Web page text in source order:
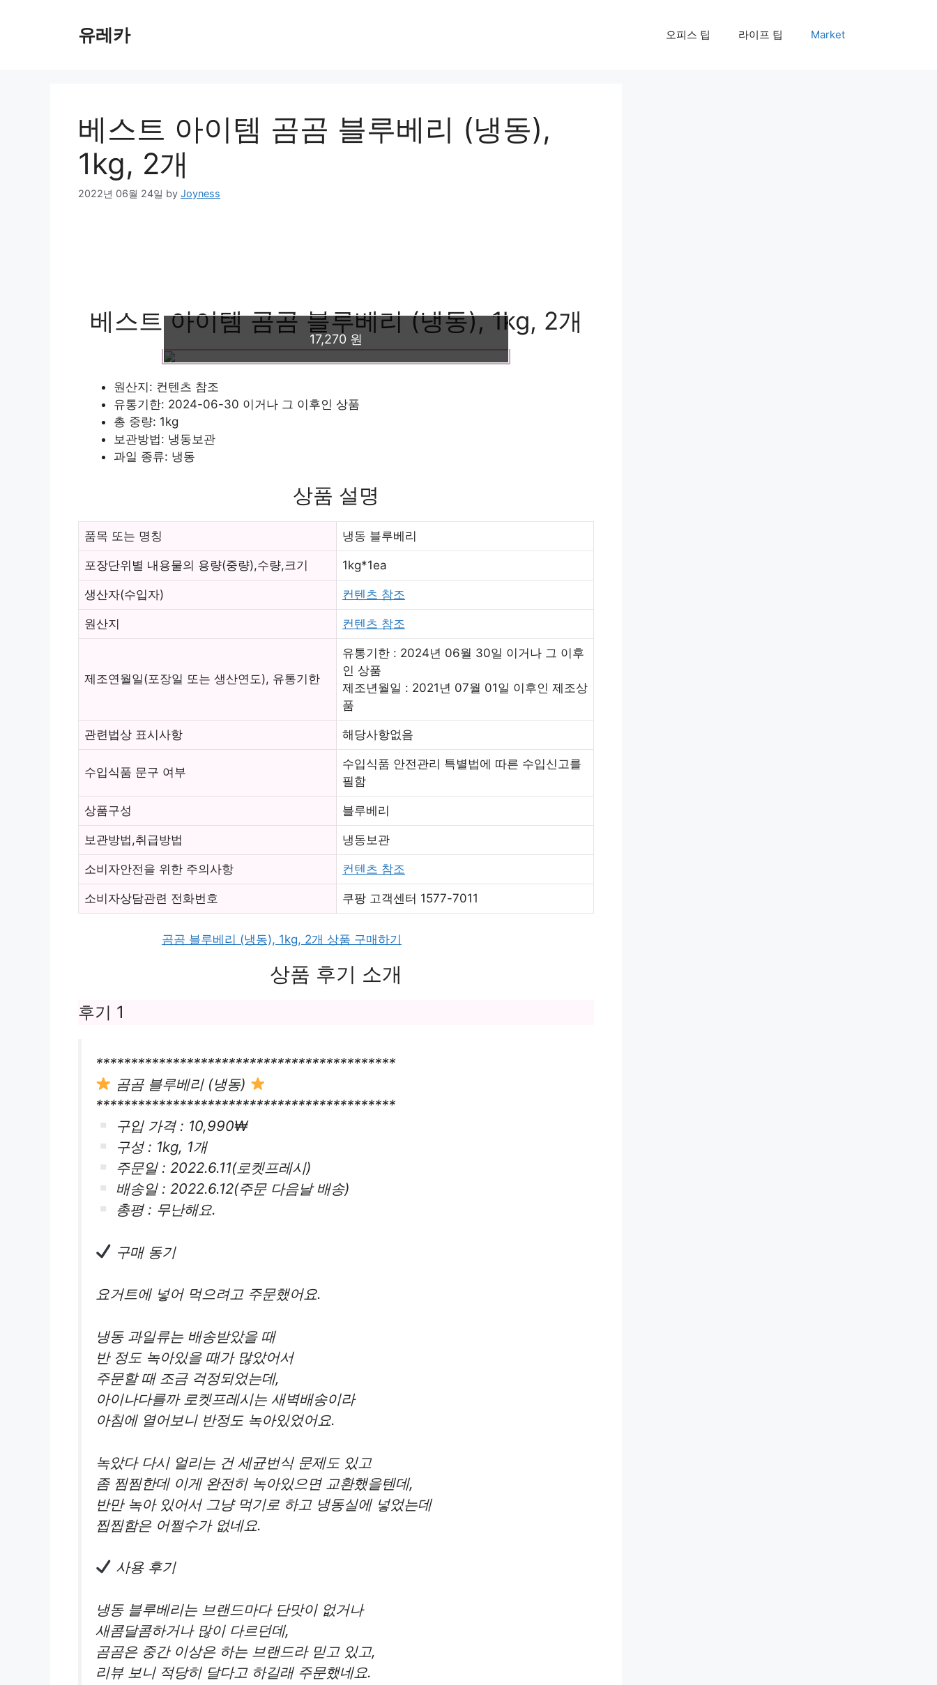
유레카 오피스 팁 라이프 팁 Market
베스트 아이템 곰곰 블루베리 (냉동),
1kg, 2개
2022년 06월 24일 by Joyness
베스트 아이템 곰곰 블루베리 (냉동), 1kg, 2개
17,270 원
원산지: 컨텐츠 참조
유통기한: 2024-06-30 이거나 그 이후인 상품
총 중량: 1kg
보관방법: 냉동보관
과일 종류: 냉동
상품 설명
품목 또는 명칭 냉동 블루베리
포장단위별 내용물의 용량(중량),수량,크기 1kg*1ea
생산자(수입자) 컨텐츠 참조
원산지 컨텐츠 참조
제조연월일(포장일 또는 생산연도), 유통기한
유통기한 : 2024년 06월 30일 이거나 그 이후
인 상품
제조년월일 : 2021년 07월 01일 이후인 제조상
품
관련법상 표시사항 해당사항없음
수입식품 문구 여부
수입식품 안전관리 특별법에 따른 수입신고를
필함
상품구성 블루베리
보관방법,취급방법 냉동보관
소비자안전을 위한 주의사항 컨텐츠 참조
소비자상담관련 전화번호 쿠팡 고객센터 1577-7011
곰곰 블루베리 (냉동), 1kg, 2개 상품 구매하기
상품 후기 소개
후기 1
*******************************************
곰곰 블루베리 (냉동)
*******************************************
구입 가격 : 10,990₩
구성 : 1kg, 1개
주문일 : 2022.6.11(로켓프레시)
배송일 : 2022.6.12(주문 다음날 배송)
총평 : 무난해요.
구매 동기
요거트에 넣어 먹으려고 주문했어요.
냉동 과일류는 배송받았을 때
반 정도 녹아있을 때가 많았어서
주문할 때 조금 걱정되었는데,
아이나다를까 로켓프레시는 새벽배송이라
아침에 열어보니 반정도 녹아있었어요.
녹았다 다시 얼리는 건 세균번식 문제도 있고
좀 찜찜한데 이게 완전히 녹아있으면 교환했을텐데,
반만 녹아 있어서 그냥 먹기로 하고 냉동실에 넣었는데
찝찝함은 어쩔수가 없네요.
사용 후기
냉동 블루베리는 브랜드마다 단맛이 없거나
새콤달콤하거나 많이 다르던데,
곰곰은 중간 이상은 하는 브랜드라 믿고 있고,
리뷰 보니 적당히 달다고 하길래 주문했네요.